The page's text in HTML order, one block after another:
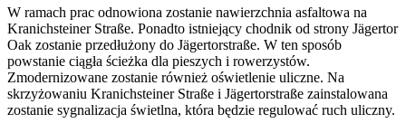
W ramach prac odnowiona zostanie nawierzchnia asfaltowa na
Kranichsteiner Straße. Ponadto istniejący chodnik od strony Jägertor
Oak zostanie przedłużony do Jägertorstraße. W ten sposób
powstanie ciągła ścieżka dla pieszych i rowerzystów.
Zmodernizowane zostanie również oświetlenie uliczne. Na
skrzyżowaniu Kranichsteiner Straße i Jägertorstraße zainstalowana
zostanie sygnalizacja świetlna, która będzie regulować ruch uliczny.